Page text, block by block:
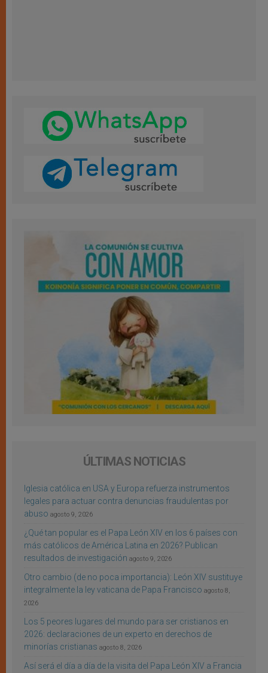
ÚLTIMAS NOTICIAS
Iglesia católica en USA y Europa refuerza instrumentos
legales para actuar contra denuncias fraudulentas por
abuso agosto 9, 2026
¿Qué tan popular es el Papa León XIV en los 6 países con
más católicos de América Latina en 2026? Publican
resultados de investigación agosto 9, 2026
Otro cambio (de no poca importancia): León XIV sustituye
integralmente la ley vaticana de Papa Francisco agosto 8,
2026
Los 5 peores lugares del mundo para ser cristianos en
2026: declaraciones de un experto en derechos de
minorías cristianas agosto 8, 2026
Así será el día a día de la visita del Papa León XIV a Francia